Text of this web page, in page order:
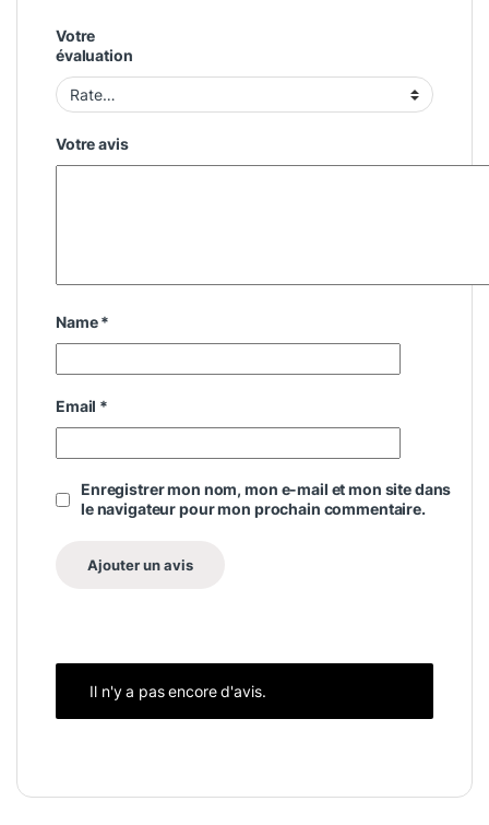
Votre
évaluation
Votre avis
Name*
Email *
Enregistrer mon nom, mon e-mail et mon site dans
le navigateur pour mon prochain commentaire.
Il n'y a pas encore d'avis.